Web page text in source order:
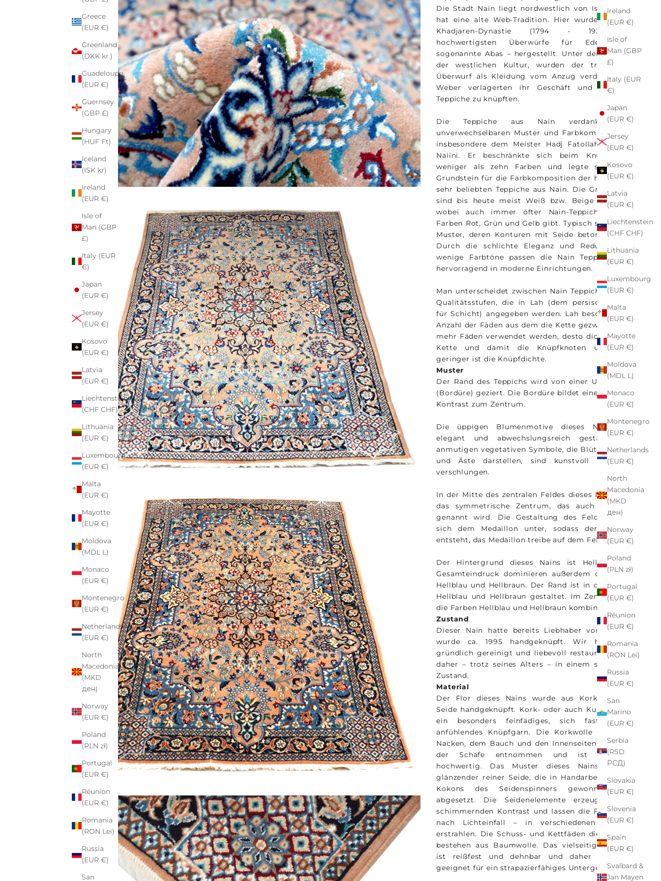
Ireland
(EUR €)
Isle of
Man (GBP
£)
Italy (EUR
€)
Japan
(EUR €)
Jersey
(EUR €)
Kosovo
(EUR €)
Latvia
(EUR €)
Liechtenstein
(CHF CHF)
Lithuania
(EUR €)
Luxembourg
(EUR €)
Malta
(EUR €)
Mayotte
(EUR €)
Moldova
(MDL L)
Monaco
(EUR €)
Montenegro
(EUR €)
Netherlands
(EUR €)
North
Macedonia
(MKD
ден)
Norway
(EUR €)
Poland
(PLN zł)
Portugal
(EUR €)
Réunion
(EUR €)
Romania
(RON Lei)
Russia
(EUR €)
San
Marino
(EUR €)
Serbia
(RSD
РСД)
Slovakia
(EUR €)
Slovenia
(EUR €)
Spain
(EUR €)
Svalbard &
Jan Mayen
Greece
(EUR €)
Greenland
(DKK kr.)
Guadeloupe
(EUR €)
Guernsey
(GBP £)
Hungary
(HUF Ft)
Iceland
(ISK kr)
Ireland
(EUR €)
Isle of
Man (GBP
£)
Italy (EUR
€)
Japan
(EUR €)
Jersey
(EUR €)
Kosovo
(EUR €)
Latvia
(EUR €)
Liechtenstein
(CHF CHF)
Lithuania
(EUR €)
Luxembourg
(EUR €)
Malta
(EUR €)
Mayotte
(EUR €)
Moldova
(MDL L)
Monaco
(EUR €)
Montenegro
(EUR €)
Netherlands
(EUR €)
North
Macedonia
(MKD
ден)
Norway
(EUR €)
Poland
(PLN zł)
Portugal
(EUR €)
Réunion
(EUR €)
Romania
(RON Lei)
Russia
(EUR €)
San
Die Stadt Nain liegt nordwestlich von Isfahan und
hat eine alte Web-Tradition. Hier wurden vor der
Khadjaren-Dynastie (1794 - 1925) die
hochwertigsten Überwürfe für Edelleute –
sogenannte Abas – hergestellt. Unter dem Einfluss
der westlichen Kultur, wurden der traditionelle
Überwurf als Kleidung vom Anzug verdrängt. Die
Weber verlagerten ihr Geschäft und begannen
Teppiche zu knüpften.
Die Teppiche aus Nain verdanken ihre
unverwechselbaren Muster und Farbkombinationen
insbesondere dem Meister Hadj Fatollah Habibian
Naiini. Er beschränkte sich beim Knüpfen auf
weniger als zehn Farben und legte somit den
Grundstein für die Farbkomposition der heute noch
sehr beliebten Teppiche aus Nain. Die Grundfarben
sind bis heute meist Weiß bzw. Beige und Blau,
wobei auch immer öfter Nain-Teppiche in den
Farben Rot, Grün und Gelb gibt. Typisch sind florale
Muster, deren Konturen mit Seide betont werden.
Durch die schlichte Eleganz und Reduktion auf
wenige Farbtöne passen die Nain Teppiche auch
hervorragend in moderne Einrichtungen.
Man unterscheidet zwischen Nain Teppichen in vier
Qualitätsstufen, die in Lah (dem persischen Wort
für Schicht) angegeben werden. Lah beschreibt die
Anzahl der Fäden aus dem die Kette gezwirnt ist. Je
mehr Fäden verwendet werden, desto dicker ist die
Kette und damit die Knüpfknoten und desto
geringer ist die Knüpfdichte.
Muster
Der Rand des Teppichs wird von einer Umrandung
(Bordüre) geziert. Die Bordüre bildet einen schönen
Kontrast zum Zentrum.
Die üppigen Blumenmotive dieses Nains sind
elegant und abwechslungsreich gestaltet. Die
anmutigen vegetativen Symbole, die Blüten, Blätter
und Äste darstellen, sind kunstvoll ineinander
verschlungen.
In der Mitte des zentralen Feldes dieses Nains liegt
das symmetrische Zentrum, das auch Medaillon
genannt wird. Die Gestaltung des Feldes ordnet
sich dem Medaillon unter, sodass der Eindruck
entsteht, das Medaillon treibe auf dem Feld.
Der Hintergrund dieses Nains ist Hellbraun. Im
Gesamteindruck dominieren außerdem die Farben
Hellblau und Hellbraun. Der Rand ist in den Farben
Hellblau und Hellbraun gestaltet. Im Zentrum sind
die Farben Hellblau und Hellbraun kombiniert.
Zustand
Dieser Nain hatte bereits Liebhaber vor Euch. Er
wurde ca. 1995 handgeknüpft. Wir haben ihn
gründlich gereinigt und liebevoll restauriert. Er ist
daher – trotz seines Alters – in einem sehr guten
Zustand.
Material
Der Flor dieses Nains wurde aus Korkwolle und
Seide handgeknüpft. Kork- oder auch Kurkwolle ist
ein besonders feinfädiges, sich fast samten
anfühlendes Knüpfgarn. Die Korkwolle wird dem
Nacken, dem Bauch und den Innenseiten der Beine
der Schafe entnommen und ist besonders
hochwertig. Das Muster dieses Nains ist mit
glänzender reiner Seide, die in Handarbeit aus den
Kokons des Seidenspinners gewonnen wird,
abgesetzt. Die Seidenelemente erzeugen einen
schimmernden Kontrast und lassen die Farben – je
nach Lichteinfall – in verschiedenen Facetten
erstrahlen. Die Schuss- und Kettfäden dieses Nains
bestehen aus Baumwolle. Das vielseitige Material
ist reißfest und dehnbar und daher besonders
geeignet für ein strapazierfähiges Untergewebe.